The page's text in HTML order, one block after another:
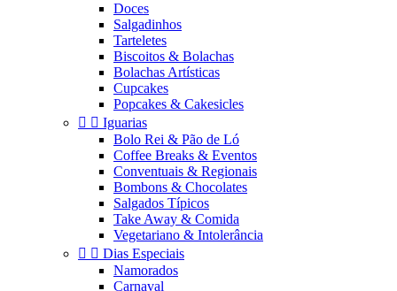
Doces
Salgadinhos
Tarteletes
Biscoitos & Bolachas
Bolachas Artísticas
Cupcakes
Popcakes & Cakesicles
  Iguarias
Bolo Rei & Pão de Ló
Coffee Breaks & Eventos
Conventuais & Regionais
Bombons & Chocolates
Salgados Típicos
Take Away & Comida
Vegetariano & Intolerância
  Dias Especiais
Namorados
Carnaval